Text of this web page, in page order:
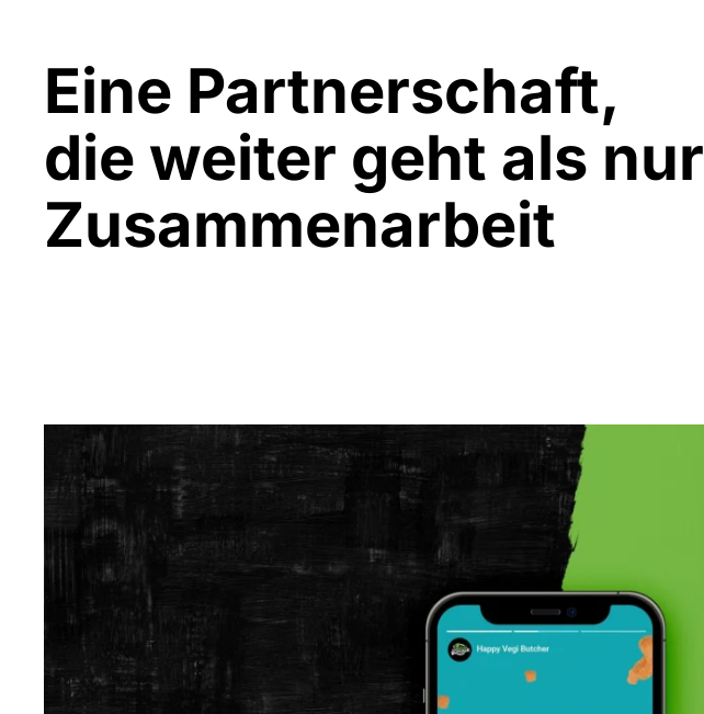
Eine Partnerschaft,
die weiter geht als nur
Zusammenarbeit